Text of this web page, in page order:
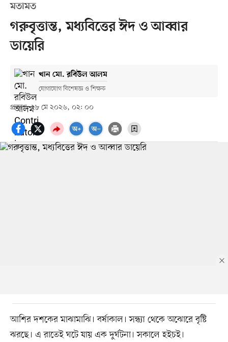
মতামত
গরুবৃত্তান্ত, মধ্যবিত্তের ঈদ ও আব্বার
ডায়েরি
খান মো. রবিউল আলম
যোগাযোগ বিশেষজ্ঞ ও শিক্ষক
প্রকাশ: ২৮ মে ২০২৬, ০২: ০০
আশির দশকের মাঝামাঝি। বর্ষাকাল। সন্ধ্যা থেকে অঝোরে বৃষ্টি
ঝরছে। এ রাতেই ঘটে যায় এক দুর্ঘটনা। সকালে হইচই।